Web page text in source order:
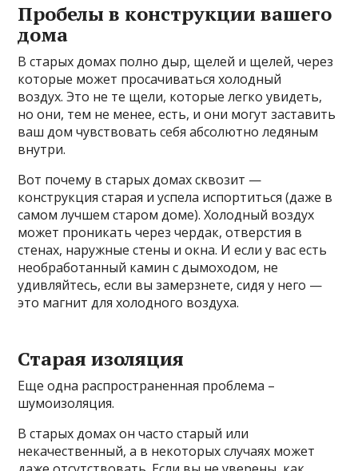
Пробелы в конструкции вашего
дома
В старых домах полно дыр, щелей и щелей, через
которые может просачиваться холодный
воздух. Это не те щели, которые легко увидеть,
но они, тем не менее, есть, и они могут заставить
ваш дом чувствовать себя абсолютно ледяным
внутри.
Вот почему в старых домах сквозит —
конструкция старая и успела испортиться (даже в
самом лучшем старом доме). Холодный воздух
может проникать через чердак, отверстия в
стенах, наружные стены и окна. И если у вас есть
необработанный камин с дымоходом, не
удивляйтесь, если вы замерзнете, сидя у него —
это магнит для холодного воздуха.
Старая изоляция
Еще одна распространенная проблема –
шумоизоляция.
В старых домах он часто старый или
некачественный, а в некоторых случаях может